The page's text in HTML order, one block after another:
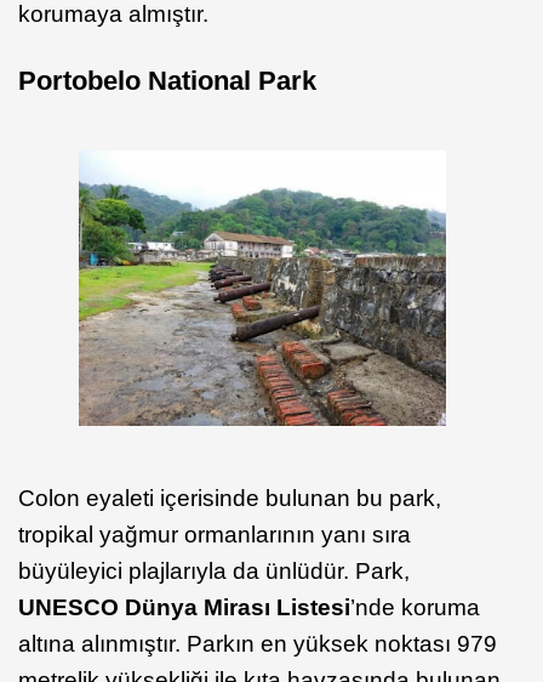
korumaya almıştır.
Portobelo National Park
Colon eyaleti içerisinde bulunan bu park,
tropikal yağmur ormanlarının yanı sıra
büyüleyici plajlarıyla da ünlüdür. Park,
UNESCO Dünya Mirası Listesi’nde koruma
altına alınmıştır. Parkın en yüksek noktası 979